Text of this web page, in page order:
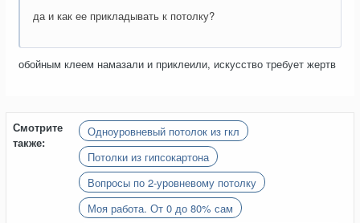
да и как ее прикладывать к потолку?
обойным клеем намазали и приклеили, искусство требует жертв
Смотрите
также:
Одноуровневый потолок из гкл
Потолки из гипсокартона
Вопросы по 2-уровневому потолку
Моя работа. От 0 до 80% сам